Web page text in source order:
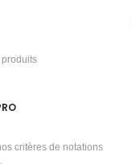
critères de notations